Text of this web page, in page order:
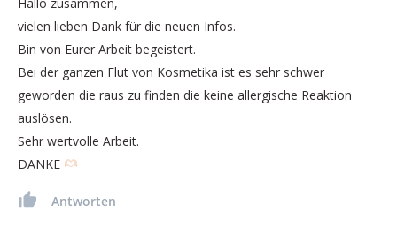
vielen lieben Dank für die neuen Infos.
Bin von Eurer Arbeit begeistert.
Bei der ganzen Flut von Kosmetika ist es sehr schwer
geworden die raus zu finden die keine allergische Reaktion
auslösen.
Sehr wertvolle Arbeit.
DANKE
Antworten